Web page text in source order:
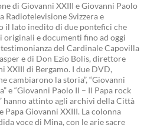
di Giovanni XXIII e Giovanni Paolo
Radiotelevisione Svizzera e
il lato inedito di due pontefici che
originali e documenti fino ad oggi
del Cardinale Capovilla
e di Don Ezio Bolis, direttore
XXIII di Bergamo. I due DVD,
cambiarono la storia”, “Giovanni
e “Giovanni Paolo II – Il Papa rock
hanno attinto agli archivi della Città
Papa Giovanni XXIII. La colonna
voce di Mina, con le arie sacre